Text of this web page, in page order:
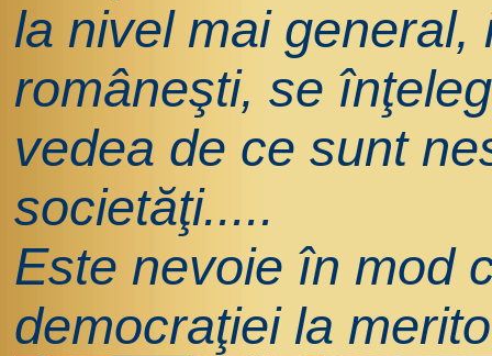
la nivel mai general,
româneşti, se
vedea de ce sunt
societăţi.....
Este nevoie în mod
democraţiei la